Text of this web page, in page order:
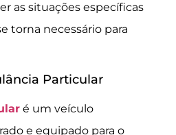
as situações específicas
torna necessário para
Particular
é um veículo
e equipado para o